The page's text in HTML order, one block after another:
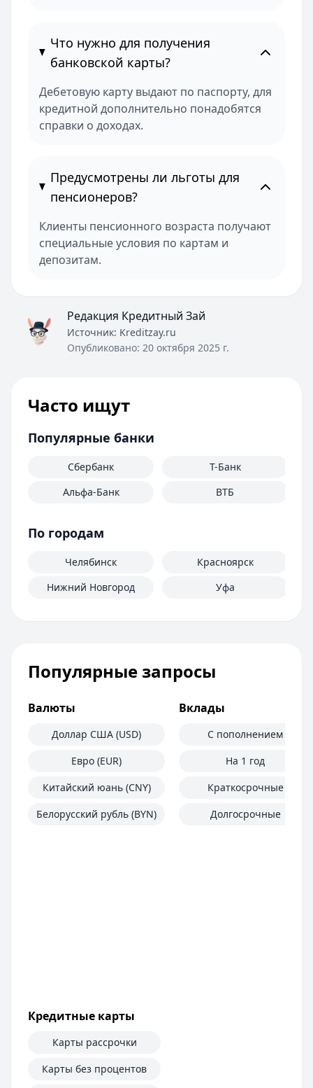
Что нужно для получения
банковской карты?
Дебетовую карту выдают по паспорту, для
кредитной дополнительно понадобятся
справки о доходах.
Предусмотрены ли льготы для
пенсионеров?
Клиенты пенсионного возраста получают
специальные условия по картам и
депозитам.
Редакция Кредитный Зай
Источник: Kreditzay.ru
Опубликовано: 20 октября 2025 г.
Часто ищут
Популярные банки
Сбербанк
Альфа-Банк
Т-Банк
ВТБ
По городам
Челябинск
Нижний Новгород
Красноярск
Уфа
Популярные запросы
Валюты
Доллар США (USD)
Евро (EUR)
Китайский юань (CNY)
Белорусский рубль (BYN)
Вклады
С пополнением
На 1 год
Краткосрочные
Долгосрочные
Кредитные карты
Карты рассрочки
Карты без процентов